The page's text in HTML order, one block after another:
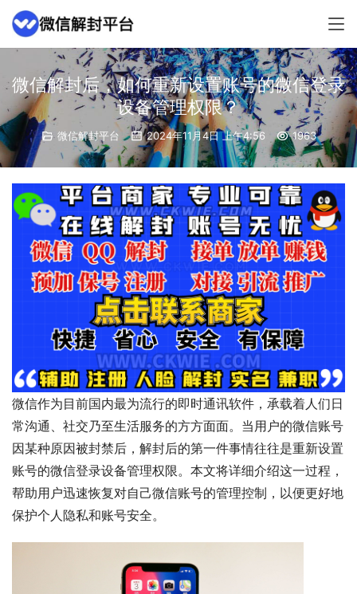
微信解封后，如何重新设置账号的微信登录
设备管理权限？
微信解封平台 2024年11月4日 上午4:56 1963
微信作为目前国内最为流行的即时通讯软件，承载着人们日
常沟通、社交乃至生活服务的方方面面。当用户的微信账号
因某种原因被封禁后，解封后的第一件事情往往是重新设置
账号的微信登录设备管理权限。本文将详细介绍这一过程，
帮助用户迅速恢复对自己微信账号的管理控制，以便更好地
保护个人隐私和账号安全。